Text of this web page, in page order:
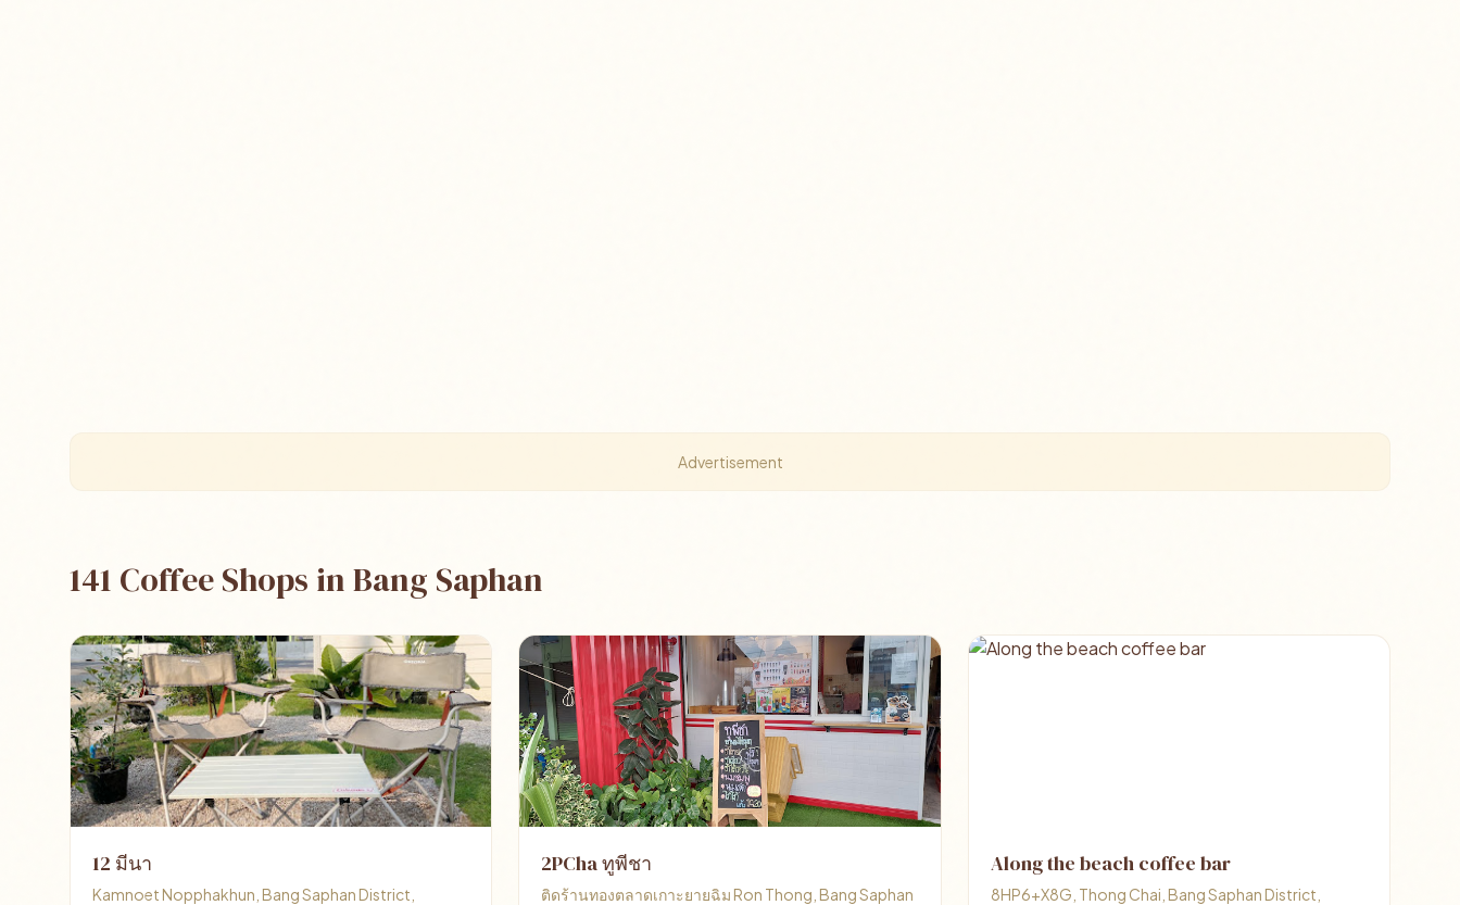
Advertisement
141 Coffee Shops in Bang Saphan
12 มีนา
Kamnoet Nopphakhun, Bang Saphan District,
2PCha ทูพีชา
ติดร้านทองตลาดเกาะยายฉิม Ron Thong, Bang Saphan
Along the​ beach coffee bar
8HP6+X8G, Thong Chai, Bang Saphan District,